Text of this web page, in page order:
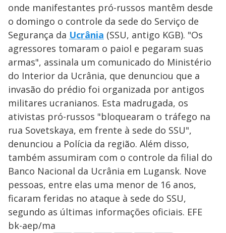
onde manifestantes pró-russos mantêm desde
o domingo o controle da sede do Serviço de
Segurança da Ucrânia (SSU, antigo KGB). "Os
agressores tomaram o paiol e pegaram suas
armas", assinala um comunicado do Ministério
do Interior da Ucrânia, que denunciou que a
invasão do prédio foi organizada por antigos
militares ucranianos. Esta madrugada, os
ativistas pró-russos "bloquearam o tráfego na
rua Sovetskaya, em frente à sede do SSU",
denunciou a Polícia da região. Além disso,
também assumiram com o controle da filial do
Banco Nacional da Ucrânia em Lugansk. Nove
pessoas, entre elas uma menor de 16 anos,
ficaram feridas no ataque à sede do SSU,
segundo as últimas informações oficiais. EFE
bk-aep/ma